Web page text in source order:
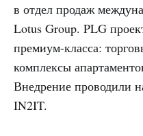
в отдел продаж
Lotus Group. PLG
премиум-класса:
комплексы
Внедрение проводили
IN2IT.